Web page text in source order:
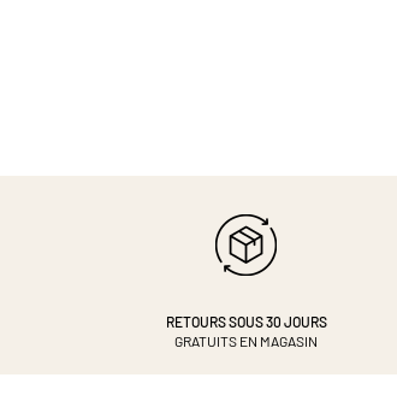
RETOURS SOUS 30 JOURS
GRATUITS EN MAGASIN